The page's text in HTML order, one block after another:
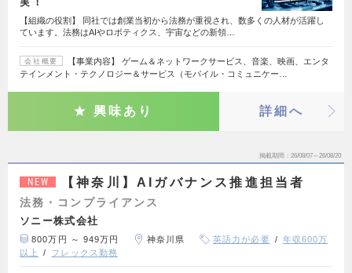
【組織の役割】 同社では創業当初から法務が重視され、数多くの人材が活躍し
ています。法務はAIやロボティクス、宇宙などの新領…
会社概要
【事業内容】 ゲーム＆ネットワークサービス、音楽、映画、エンタ
テインメント・テクノロジー＆サービス（モバイル・コミュニケー…
興味あり 詳細へ
掲載期間 26/08/07～26/08/20
NEW 【神奈川】AIガバナンス推進担当者
法務・コンプライアンス
ソニー株式会社
800万円 ～ 949万円 神奈川県 英語力が必要
年収600万
以上
フレックス勤務